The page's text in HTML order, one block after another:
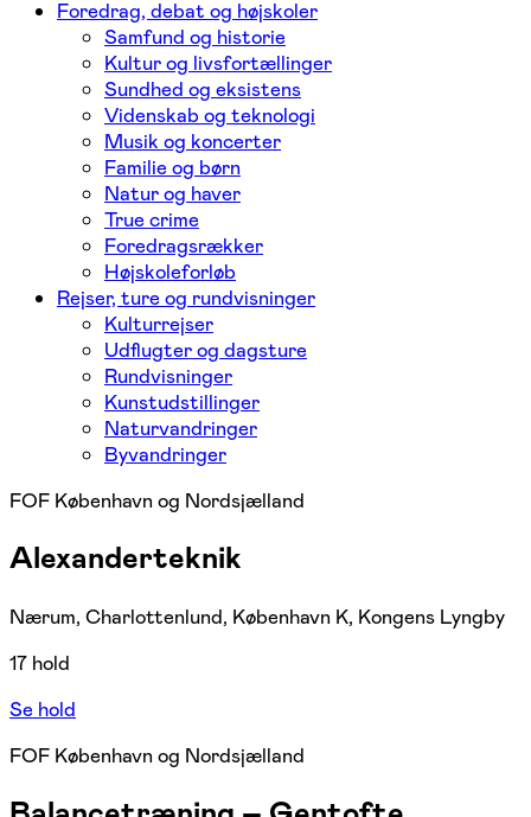
Foredrag, debat og højskoler
Samfund og historie
Kultur og livsfortællinger
Sundhed og eksistens
Videnskab og teknologi
Musik og koncerter
Familie og børn
Natur og haver
True crime
Foredragsrækker
Højskoleforløb
Rejser, ture og rundvisninger
Kulturrejser
Udflugter og dagsture
Rundvisninger
Kunstudstillinger
Naturvandringer
Byvandringer
FOF København og Nordsjælland
Alexanderteknik
Nærum, Charlottenlund, København K, Kongens Lyngby
17 hold
Se hold
FOF København og Nordsjælland